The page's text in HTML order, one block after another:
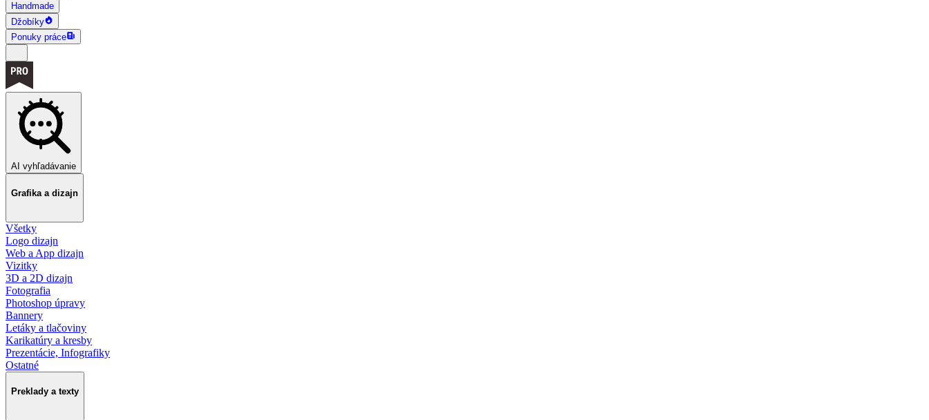
Handmade
Džobíky
Ponuky práce
AI vyhľadávanie
Grafika a dizajn
Všetky
Logo dizajn
Web a App dizajn
Vizitky
3D a 2D dizajn
Fotografia
Photoshop úpravy
Bannery
Letáky a tlačoviny
Karikatúry a kresby
Prezentácie, Infografiky
Ostatné
Preklady a texty